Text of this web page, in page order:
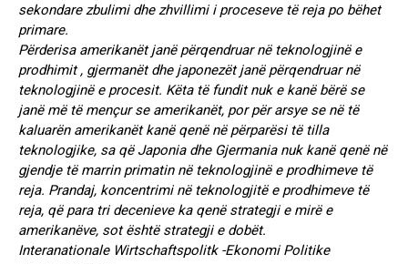
sekondare zbulimi dhe zhvillimi i proceseve të reja po bëhet
primare.
Përderisa amerikanët janë përqendruar në teknologjinë e
prodhimit , gjermanët dhe japonezët janë përqendruar në
teknologjinë e procesit. Këta të fundit nuk e kanë bërë se
janë më të mençur se amerikanët, por për arsye se në të
kaluarën amerikanët kanë qenë në përparësi të tilla
teknologjike, sa që Japonia dhe Gjermania nuk kanë qenë në
gjendje të marrin primatin në teknologjinë e prodhimeve të
reja. Prandaj, koncentrimi në teknologjitë e prodhimeve të
reja, që para tri decenieve ka qenë strategji e mirë e
amerikanëve, sot është strategji e dobët.
Interanationale Wirtschaftspolitk -Ekonomi Politike